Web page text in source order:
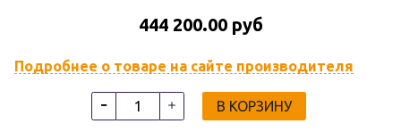
444 200.00 руб
Подробнее о товаре на сайте производителя
В КОРЗИНУ